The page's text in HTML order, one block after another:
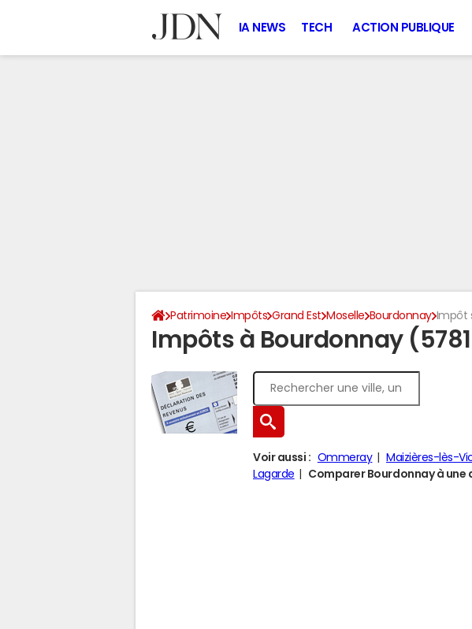
IA NEWS TECH ACTION PUBLIQUE
Patrimoine Impôts Grand Est Moselle Bourdonnay Impôt
Impôts à Bourdonnay
Voir aussi : Ommeray Maizières-lès-
Lagarde
Comparer Bourdonnay à une